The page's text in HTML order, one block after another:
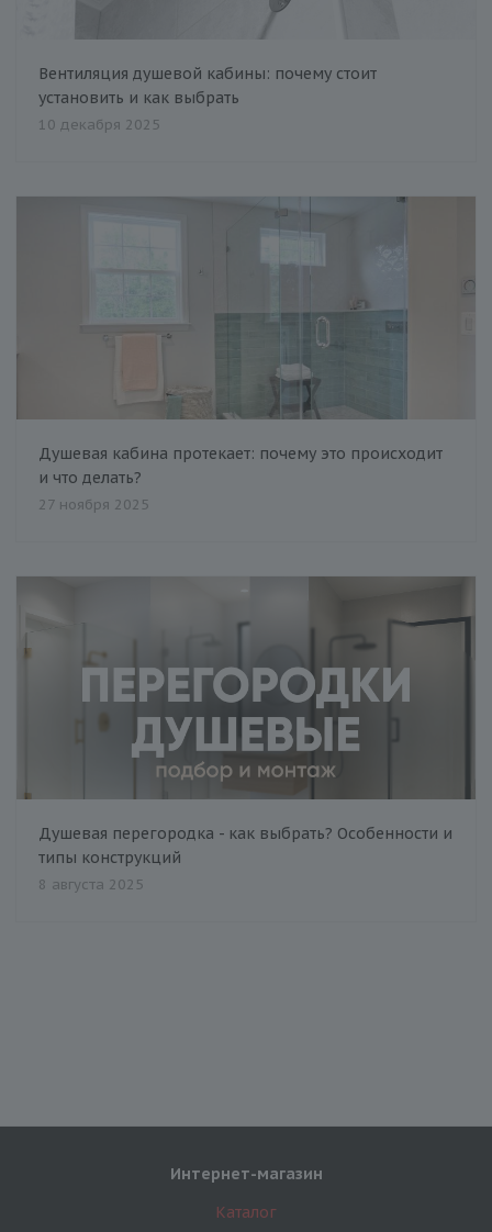
Вентиляция душевой кабины: почему стоит
установить и как выбрать
10 декабря 2025
Душевая кабина протекает: почему это происходит
и что делать?
27 ноября 2025
Душевая перегородка - как выбрать? Особенности и
типы конструкций
8 августа 2025
Интернет-магазин
Каталог